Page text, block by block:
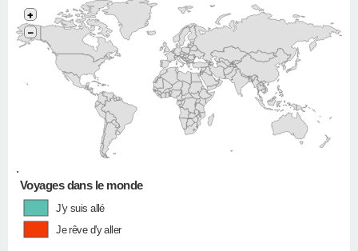
•
+
−
Voyages dans le monde
J'y suis allé
Je rêve d'y aller